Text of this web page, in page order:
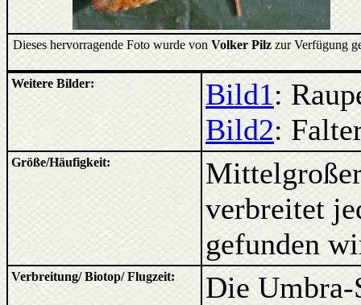
Dieses hervorragende Foto wurde von Volker Pilzzur Verfügung
Weitere Bilder: Bild1:
Bild2:
Größe/Häufigkeit:
verbreitet
gefunden
Verbreitung/ Biotop/ Flugzeit:
Die Umbra-